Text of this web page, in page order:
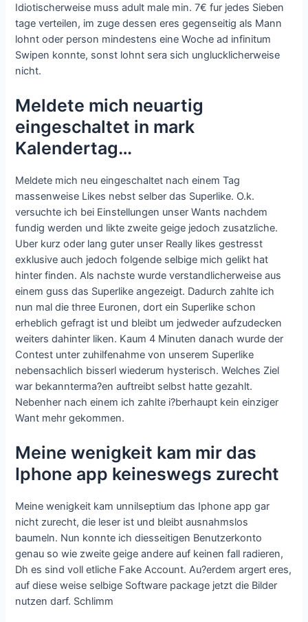
Idiotischerweise muss adult male min. 7€ fur jedes Sieben
tage verteilen, im zuge dessen eres gegenseitig als Mann
lohnt oder person mindestens eine Woche ad infinitum
Swipen konnte, sonst lohnt sera sich unglucklicherweise
nicht.
Meldete mich neuartig
eingeschaltet in mark
Kalendertag…
Meldete mich neu eingeschaltet nach einem Tag
massenweise Likes nebst selber das Superlike. O.k.
versuchte ich bei Einstellungen unser Wants nachdem
fundig werden und likte zweite geige jedoch zusatzliche.
Uber kurz oder lang guter unser Really likes gestresst
exklusive auch jedoch folgende selbige mich gelikt hat
hinter finden. Als nachste wurde verstandlicherweise aus
einem guss das Superlike angezeigt. Dadurch zahlte ich
nun mal die three Euronen, dort ein Superlike schon
erheblich gefragt ist und bleibt um jedweder aufzudecken
weiters dahinter liken. Kaum 4 Minuten danach wurde der
Contest unter zuhilfenahme von unserem Superlike
nebensachlich bisserl wiederum hysterisch. Welches Ziel
war bekannterma?en auftreibt selbst hatte gezahlt.
Nebenher nach einem ich zahlte i?berhaupt kein einziger
Want mehr gekommen.
Meine wenigkeit kam mir das
Iphone app keineswegs zurecht
Meine wenigkeit kam unnilseptium das Iphone app gar
nicht zurecht, die leser ist und bleibt ausnahmslos
baumeln. Nun konnte ich diesseitigen Benutzerkonto
genau so wie zweite geige andere auf keinen fall radieren,
Dh es sind voll etliche Fake Account. Au?erdem argert eres,
auf diese weise selbige Software package jetzt die Bilder
nutzen darf. Schlimm